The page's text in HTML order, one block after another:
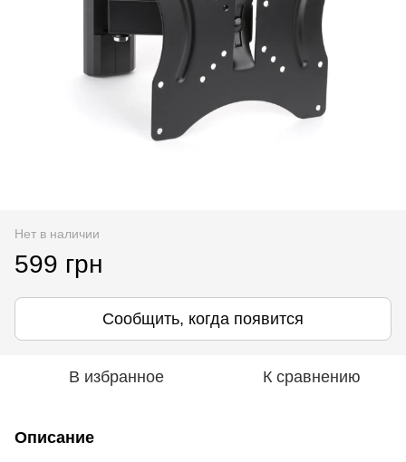
Нет в наличии
599 грн
Сообщить, когда появится
В избранное К сравнению
Описание